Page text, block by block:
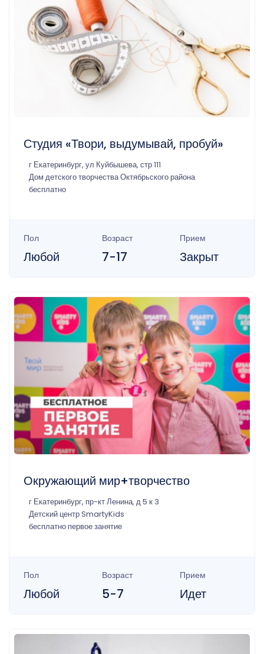
Студия «Твори, выдумывай, пробуй»
г Екатеринбург, ул Куйбышева, стр 111
Дом детского творчества Октябрьского района
бесплатно
Пол
Любой
Возраст
7-17
Прием
Закрыт
Окружающий мир+творчество
г Екатеринбург, пр-кт Ленина, д 5 к 3
Детский центр SmartyKids
бесплатно первое занятие
Пол
Любой
Возраст
5-7
Прием
Идет